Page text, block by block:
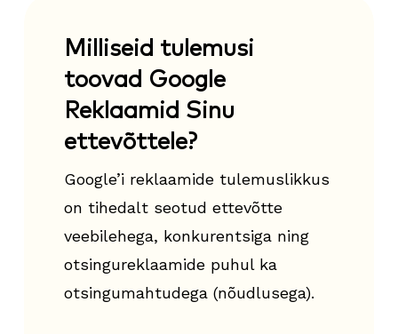
Milliseid tulemusi
toovad Google
Reklaamid Sinu
ettevõttele?
Google’i reklaamide tulemuslikkus
on tihedalt seotud ettevõtte
veebilehega, konkurentsiga ning
otsingureklaamide puhul ka
otsingumahtudega (nõudlusega).